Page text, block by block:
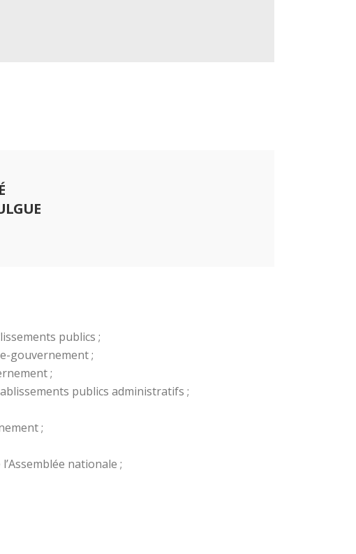
publics ;
gouvernement ;
;
publics administratifs ;
;
nationale ;